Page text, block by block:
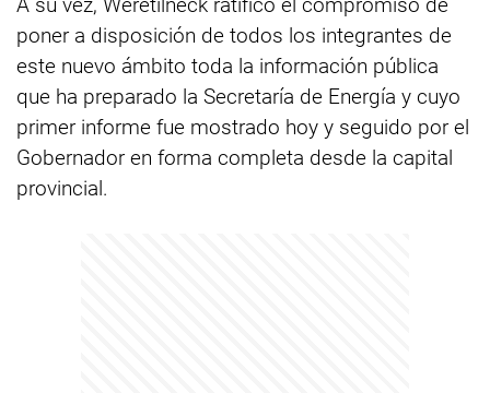
poner a disposición de todos los integrantes de
este nuevo ámbito toda la información pública
que ha preparado la Secretaría de Energía y cuyo
primer informe fue mostrado hoy y seguido por el
Gobernador en forma completa desde la capital
provincial.